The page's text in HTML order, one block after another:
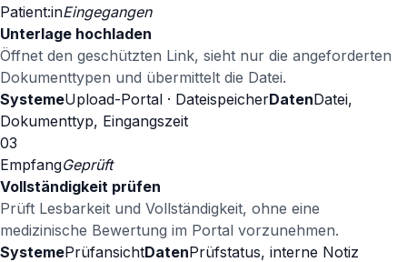
Patient:inEingegangen
Unterlage hochladen
Öffnet den geschützten Link, sieht nur die angeforderten
Dokumenttypen und übermittelt die Datei.
SystemeUpload-Portal · DateispeicherDatenDatei,
Dokumenttyp, Eingangszeit
03
EmpfangGeprüft
Vollständigkeit prüfen
Prüft Lesbarkeit und Vollständigkeit, ohne eine
medizinische Bewertung im Portal vorzunehmen.
SystemePrüfansichtDatenPrüfstatus, interne Notiz